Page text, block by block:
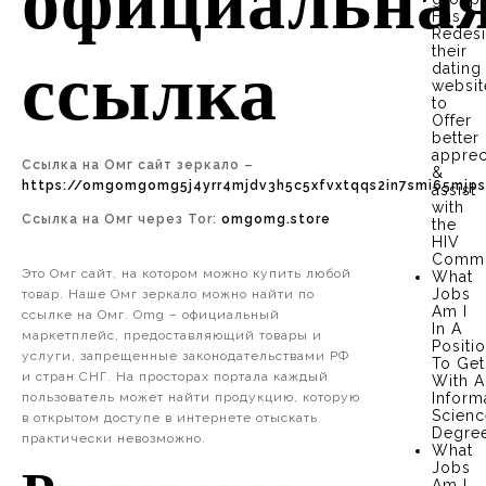
ссылка
Ссылка на Омг сайт зеркало –
https://
Ссылка на Омг через Tor: omgomg.store
Это Омг сайт, на котором можно купить любой
товар. Наше Омг зеркало можно найти по
ссылке на Омг. Omg – официальный
маркетплейс, предоставляющий товары и
услуги, запрещенные законодательствами РФ
и стран СНГ. На просторах портала каждый
пользователь может найти продукцию, которую
в открытом доступе в интернете отыскать
практически невозможно.
Has
their
dating
to
Offer
better
&
assist
with
the
HIV
What
Jobs
Am I
In A
To Get
With A
What
Jobs